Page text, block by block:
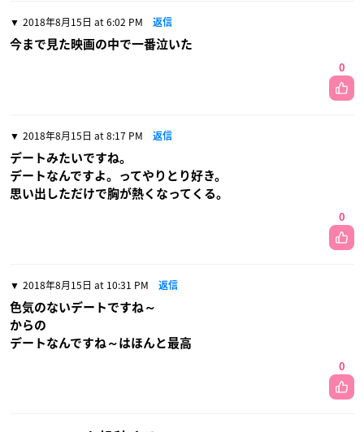
2018年8月15日 at 6:02 PM 返信
今まで見た映画の中で一番泣いた
0
2018年8月15日 at 8:17 PM 返信
デートみたいですね。
デートなんですよ。ってやりとり好き。
思い出しただけで胸が熱くなってくる。
0
2018年8月15日 at 10:31 PM 返信
色気のないデートですね～
からの
デートなんですね～はほんと最高
0